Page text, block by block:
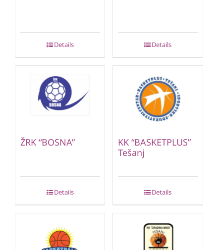
Details Details
ŽRK “BOSNA”
Details
KK “BASKETPLUS”
Tešanj
Details